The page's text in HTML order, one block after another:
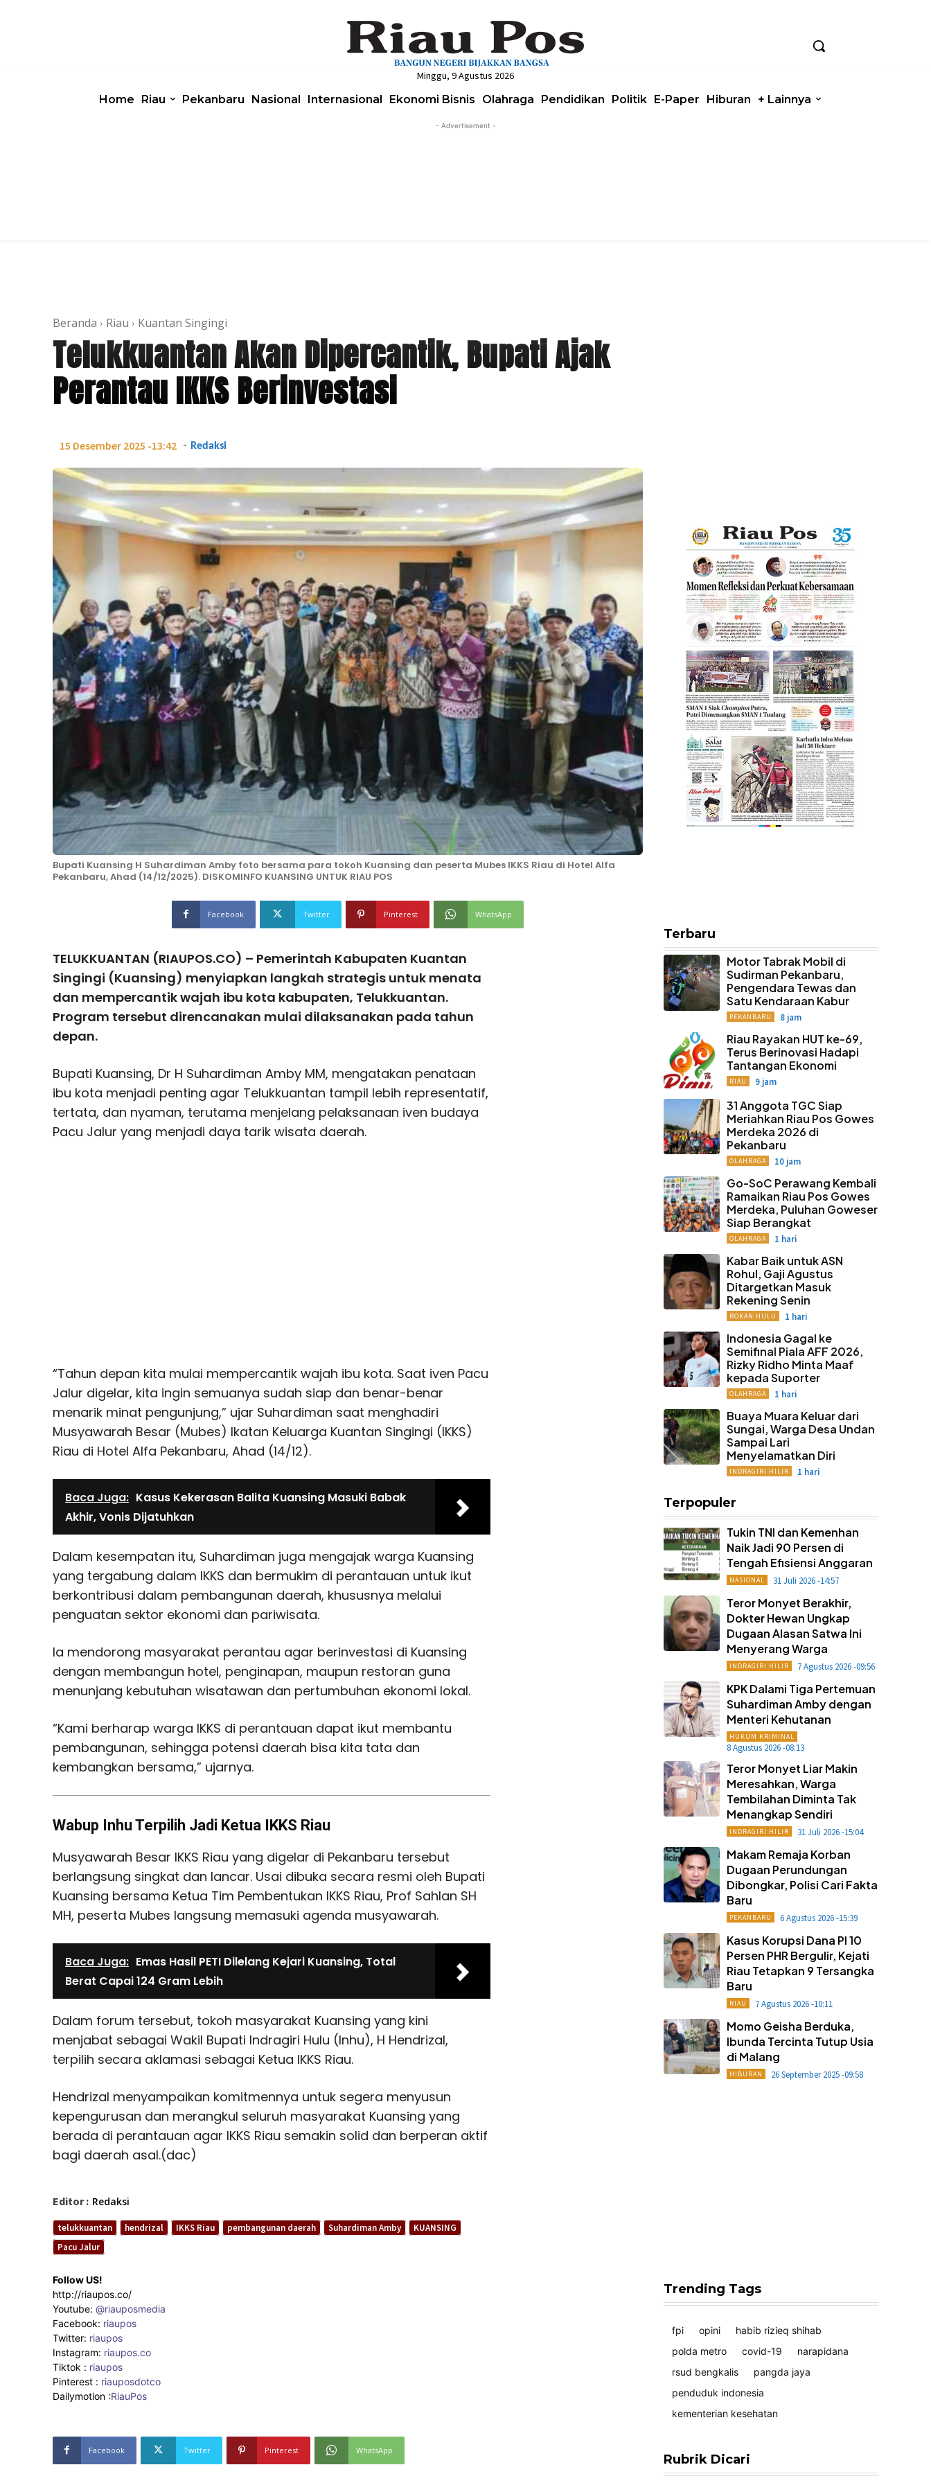
Minggu, 9 Agustus 2026
Home Riau Pekanbaru Nasional Internasional Ekonomi Bisnis Olahraga Pendidikan Politik E-Paper Hiburan + Lainnya
- Advertisement -
Beranda Riau Kuantan Singingi
Telukkuantan Akan Dipercantik, Bupati Ajak
Perantau IKKS Berinvestasi
15 Desember 2025 -13:42 - Redaksi
Bupati Kuansing H Suhardiman Amby foto bersama para tokoh Kuansing dan peserta Mubes IKKS Riau di Hotel Alfa
Pekanbaru, Ahad (14/12/2025). DISKOMINFO KUANSING UNTUK RIAU POS
Facebook Twitter Pinterest WhatsApp
TELUKKUANTAN (RIAUPOS.CO) – Pemerintah Kabupaten Kuantan
Singingi (Kuansing) menyiapkan langkah strategis untuk menata
dan mempercantik wajah ibu kota kabupaten, Telukkuantan.
Program tersebut direncanakan mulai dilaksanakan pada tahun
depan.
Bupati Kuansing, Dr H Suhardiman Amby MM, mengatakan penataan
ibu kota menjadi penting agar Telukkuantan tampil lebih representatif,
tertata, dan nyaman, terutama menjelang pelaksanaan iven budaya
Pacu Jalur yang menjadi daya tarik wisata daerah.
“Tahun depan kita mulai mempercantik wajah ibu kota. Saat iven Pacu
Jalur digelar, kita ingin semuanya sudah siap dan benar-benar
menarik minat pengunjung,” ujar Suhardiman saat menghadiri
Musyawarah Besar (Mubes) Ikatan Keluarga Kuantan Singingi (IKKS)
Riau di Hotel Alfa Pekanbaru, Ahad (14/12).
Baca Juga: Kasus Kekerasan Balita Kuansing Masuki Babak
Akhir, Vonis Dijatuhkan
Dalam kesempatan itu, Suhardiman juga mengajak warga Kuansing
yang tergabung dalam IKKS dan bermukim di perantauan untuk ikut
berkontribusi dalam pembangunan daerah, khususnya melalui
penguatan sektor ekonomi dan pariwisata.
Ia mendorong masyarakat perantau agar berinvestasi di Kuansing
dengan membangun hotel, penginapan, maupun restoran guna
menunjang kebutuhan wisatawan dan pertumbuhan ekonomi lokal.
“Kami berharap warga IKKS di perantauan dapat ikut membantu
pembangunan, sehingga potensi daerah bisa kita tata dan
kembangkan bersama,” ujarnya.
Wabup Inhu Terpilih Jadi Ketua IKKS Riau
Musyawarah Besar IKKS Riau yang digelar di Pekanbaru tersebut
berlangsung singkat dan lancar. Usai dibuka secara resmi oleh Bupati
Kuansing bersama Ketua Tim Pembentukan IKKS Riau, Prof Sahlan SH
MH, peserta Mubes langsung memasuki agenda musyawarah.
Baca Juga: Emas Hasil PETI Dilelang Kejari Kuansing, Total
Berat Capai 124 Gram Lebih
Dalam forum tersebut, tokoh masyarakat Kuansing yang kini
menjabat sebagai Wakil Bupati Indragiri Hulu (Inhu), H Hendrizal,
terpilih secara aklamasi sebagai Ketua IKKS Riau.
Hendrizal menyampaikan komitmennya untuk segera menyusun
kepengurusan dan merangkul seluruh masyarakat Kuansing yang
berada di perantauan agar IKKS Riau semakin solid dan berperan aktif
bagi daerah asal.(dac)
Editor : Redaksi
telukkuantan hendrizal IKKS Riau pembangunan daerah Suhardiman Amby
KUANSING
Pacu Jalur
Follow US!
http://riaupos.co/
Youtube: @riauposmedia
Facebook: riaupos
Twitter: riaupos
Instagram: riaupos.co
Tiktok : riaupos
Pinterest : riauposdotco
Dailymotion :RiauPos
Facebook Twitter Pinterest WhatsApp
Terbaru
Motor Tabrak Mobil di
Sudirman Pekanbaru,
Pengendara Tewas dan
Satu Kendaraan Kabur
PEKANBARU 8 jam
Riau Rayakan HUT ke-69,
Terus Berinovasi Hadapi
Tantangan Ekonomi
RIAU 9 jam
31 Anggota TGC Siap
Meriahkan Riau Pos Gowes
Merdeka 2026 di
Pekanbaru
OLAHRAGA 10 jam
Go-SoC Perawang Kembali
Ramaikan Riau Pos Gowes
Merdeka, Puluhan Goweser
Siap Berangkat
OLAHRAGA 1 hari
Kabar Baik untuk ASN
Rohul, Gaji Agustus
Ditargetkan Masuk
Rekening Senin
ROKAN HULU 1 hari
Indonesia Gagal ke
Semifinal Piala AFF 2026,
Rizky Ridho Minta Maaf
kepada Suporter
OLAHRAGA 1 hari
Buaya Muara Keluar dari
Sungai, Warga Desa Undan
Sampai Lari
Menyelamatkan Diri
INDRAGIRI HILIR 1 hari
Terpopuler
Tukin TNI dan Kemenhan
Naik Jadi 90 Persen di
Tengah Efisiensi Anggaran
NASIONAL 31 Juli 2026 -14:57
Teror Monyet Berakhir,
Dokter Hewan Ungkap
Dugaan Alasan Satwa Ini
Menyerang Warga
INDRAGIRI HILIR 7 Agustus 2026 -09:56
KPK Dalami Tiga Pertemuan
Suhardiman Amby dengan
Menteri Kehutanan
HUKUM KRIMINAL
8 Agustus 2026 -08:13
Teror Monyet Liar Makin
Meresahkan, Warga
Tembilahan Diminta Tak
Menangkap Sendiri
INDRAGIRI HILIR 31 Juli 2026 -15:04
Makam Remaja Korban
Dugaan Perundungan
Dibongkar, Polisi Cari Fakta
Baru
PEKANBARU 6 Agustus 2026 -15:39
Kasus Korupsi Dana PI 10
Persen PHR Bergulir, Kejati
Riau Tetapkan 9 Tersangka
Baru
RIAU 7 Agustus 2026 -10:11
Momo Geisha Berduka,
Ibunda Tercinta Tutup Usia
di Malang
HIBURAN 26 September 2025 -09:58
Trending Tags
fpi opini
habib rizieq shihab
polda metro
covid-19
narapidana
rsud bengkalis
pangda jaya
penduduk indonesia
kementerian kesehatan
Rubrik Dicari